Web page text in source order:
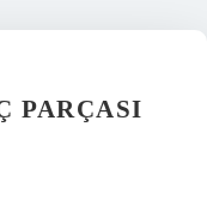
PARÇASI